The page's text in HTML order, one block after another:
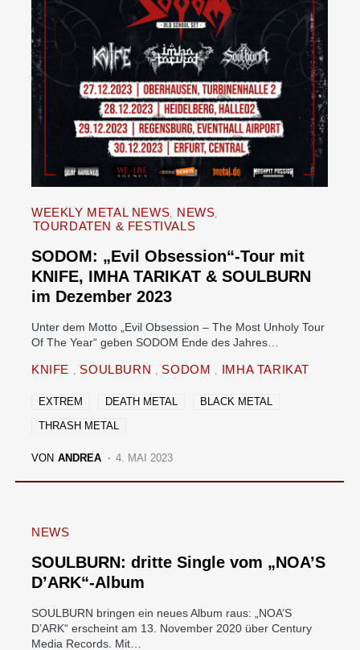
WEEKLY METAL NEWS NEWS
TOURDATEN & FESTIVALS
SODOM: „Evil Obsession“-Tour mit
KNIFE, IMHA TARIKAT & SOULBURN
im Dezember 2023
Unter dem Motto „Evil Obsession – The Most Unholy Tour
Of The Year“ geben SODOM Ende des Jahres…
KNIFE SOULBURN SODOM IMHA TARIKAT
EXTREM DEATH METAL
BLACK METAL
THRASH METAL
VON ANDREA 4. MAI 2023
NEWS
SOULBURN: dritte Single vom „NOA’S
D’ARK“-Album
SOULBURN bringen ein neues Album raus: „NOA’S
D’ARK“ erscheint am 13. November 2020 über Century
Media Records. Mit…